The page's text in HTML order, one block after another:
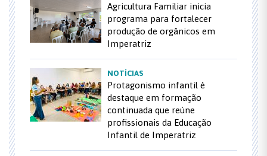
Agricultura Familiar inicia
programa para fortalecer
produção de orgânicos em
Imperatriz
NOTÍCIAS
Protagonismo infantil é
destaque em formação
continuada que reúne
profissionais da Educação
Infantil de Imperatriz